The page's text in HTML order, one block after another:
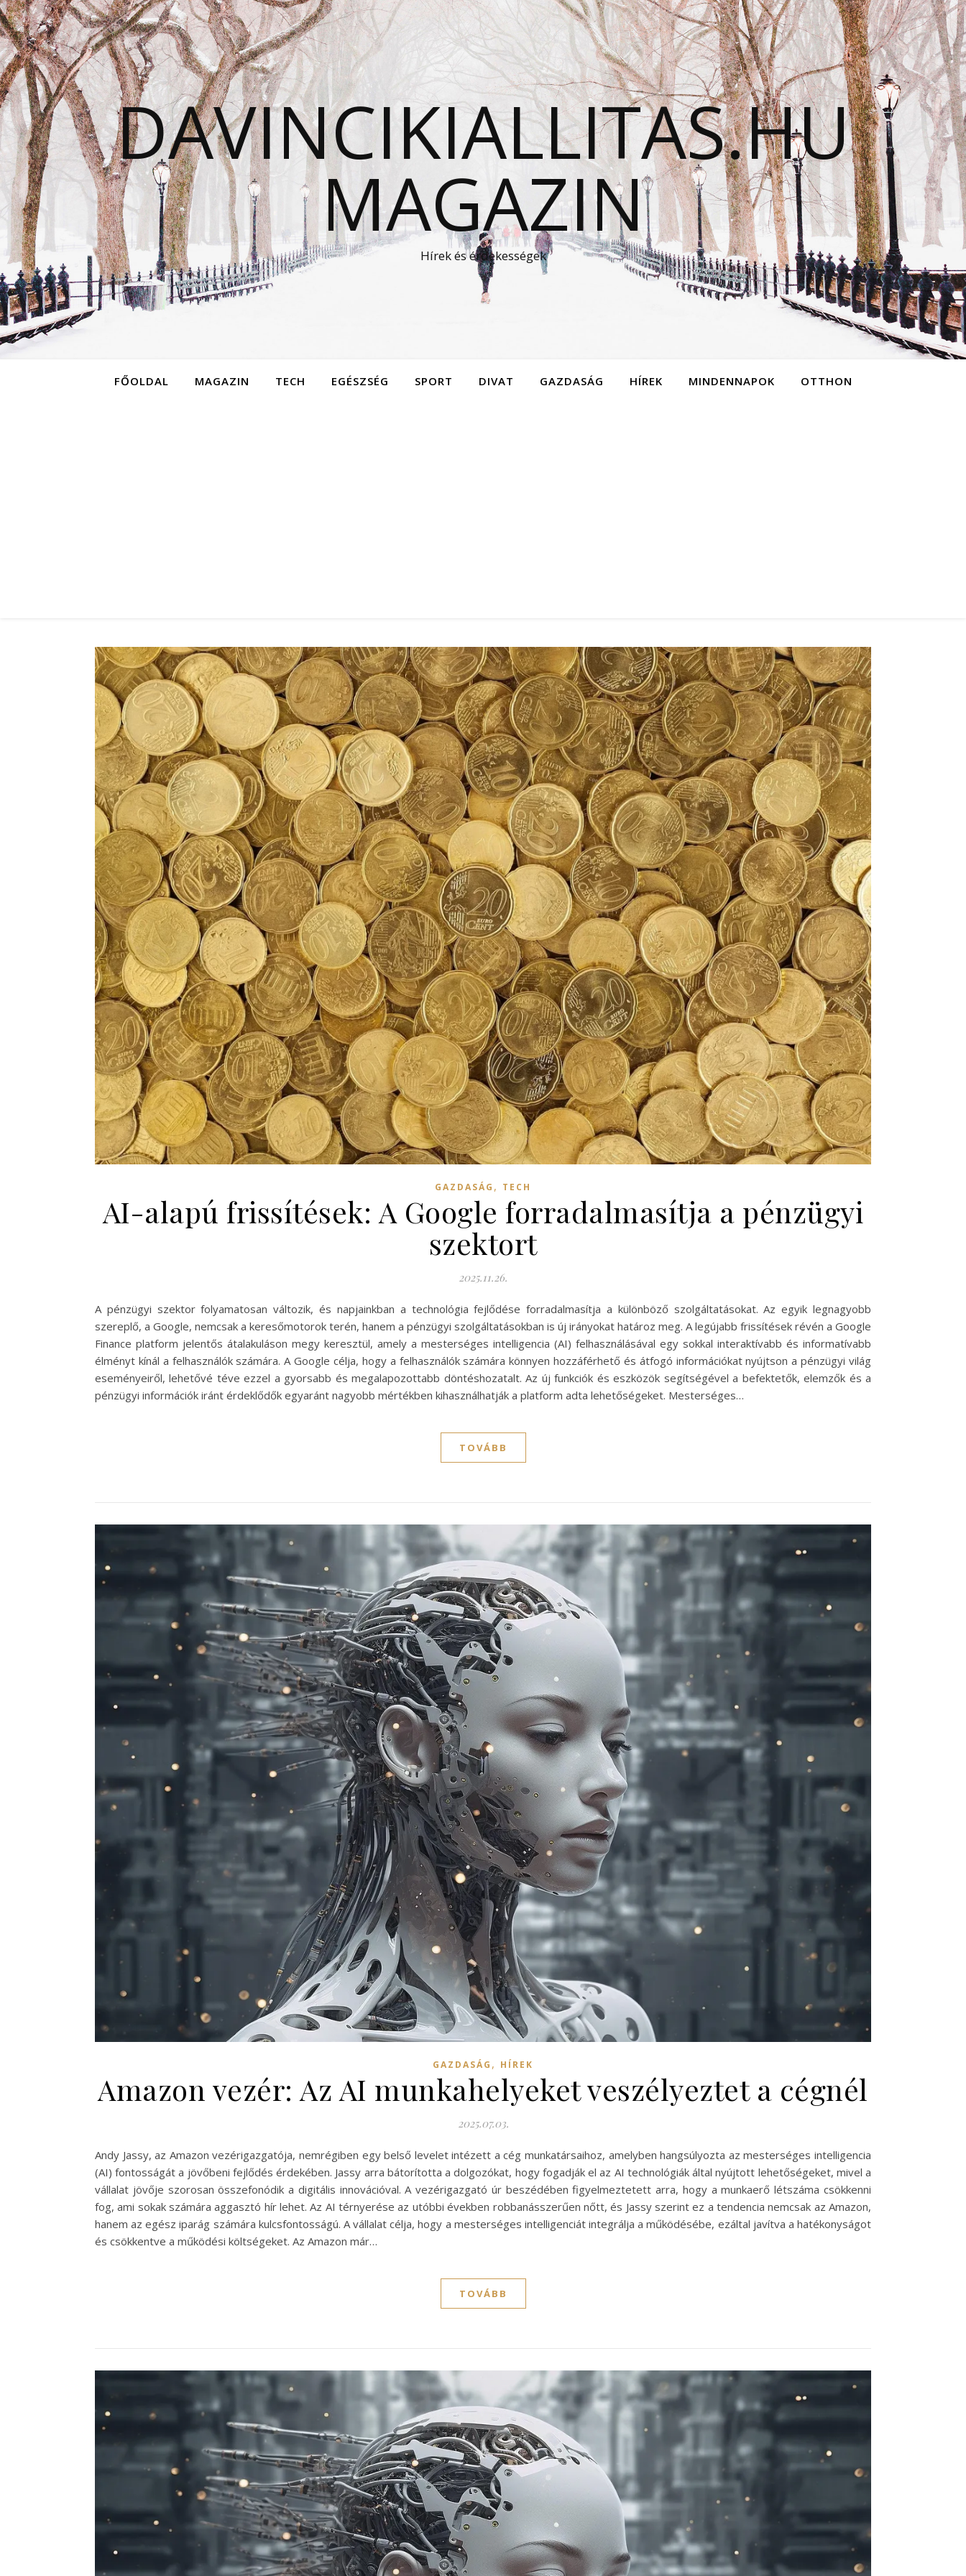
DAVINCIKIALLITAS.HU
MAGAZIN
Hírek és érdekességek
FŐOLDAL MAGAZIN TECH EGÉSZSÉG SPORT DIVAT GAZDASÁG HÍREK MINDENNAPOK OTTHON
GAZDASÁG , TECH
AI-alapú frissítések: A Google forradalmasítja a pénzügyi
szektort
2025.11.26.
A pénzügyi szektor folyamatosan változik, és napjainkban a technológia fejlődése forradalmasítja a különböző szolgáltatásokat. Az egyik legnagyobb
szereplő, a Google, nemcsak a keresőmotorok terén, hanem a pénzügyi szolgáltatásokban is új irányokat határoz meg. A legújabb frissítések révén a Google
Finance platform jelentős átalakuláson megy keresztül, amely a mesterséges intelligencia (AI) felhasználásával egy sokkal interaktívabb és informatívabb
élményt kínál a felhasználók számára. A Google célja, hogy a felhasználók számára könnyen hozzáférhető és átfogó információkat nyújtson a pénzügyi világ
eseményeiről, lehetővé téve ezzel a gyorsabb és megalapozottabb döntéshozatalt. Az új funkciók és eszközök segítségével a befektetők, elemzők és a
pénzügyi információk iránt érdeklődők egyaránt nagyobb mértékben kihasználhatják a platform adta lehetőségeket. Mesterséges…
TOVÁBB
GAZDASÁG , HÍREK
Amazon vezér: Az AI munkahelyeket veszélyeztet a cégnél
2025.07.03.
Andy Jassy, az Amazon vezérigazgatója, nemrégiben egy belső levelet intézett a cég munkatársaihoz, amelyben hangsúlyozta az mesterséges intelligencia
(AI) fontosságát a jövőbeni fejlődés érdekében. Jassy arra bátorította a dolgozókat, hogy fogadják el az AI technológiák által nyújtott lehetőségeket, mivel a
vállalat jövője szorosan összefonódik a digitális innovációval. A vezérigazgató úr beszédében figyelmeztetett arra, hogy a munkaerő létszáma csökkenni
fog, ami sokak számára aggasztó hír lehet. Az AI térnyerése az utóbbi években robbanásszerűen nőtt, és Jassy szerint ez a tendencia nemcsak az Amazon,
hanem az egész iparág számára kulcsfontosságú. A vállalat célja, hogy a mesterséges intelligenciát integrálja a működésébe, ezáltal javítva a hatékonyságot
és csökkentve a működési költségeket. Az Amazon már…
TOVÁBB